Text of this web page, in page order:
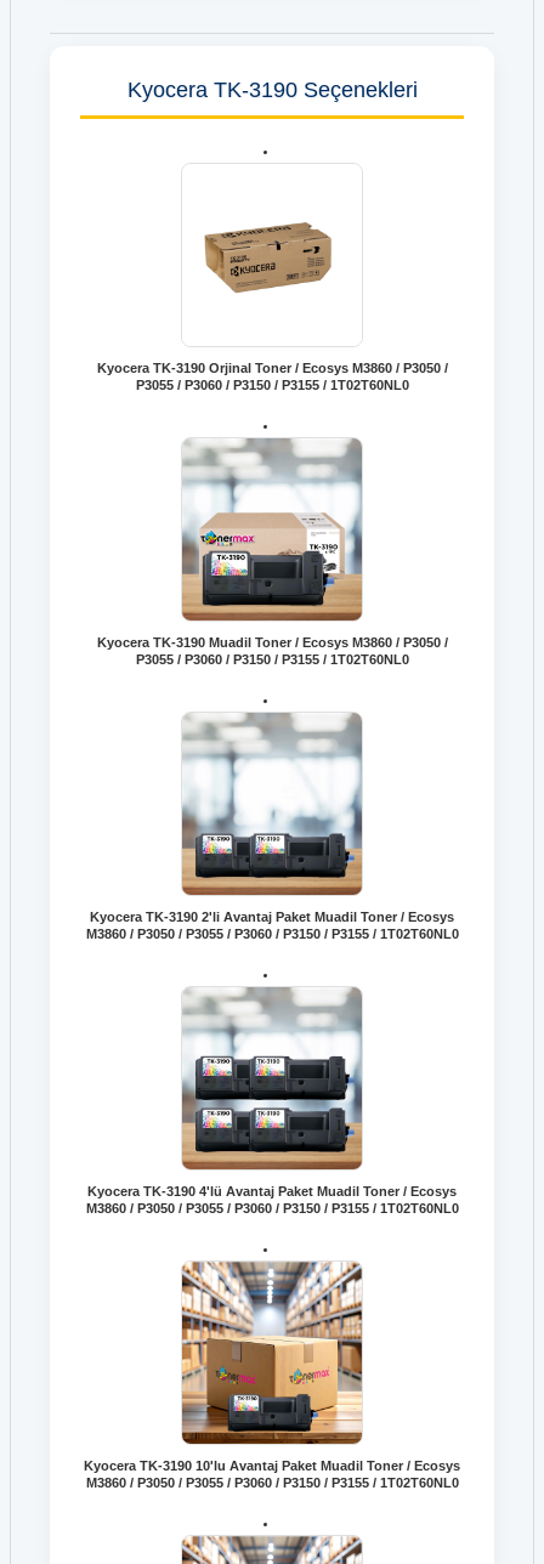
Kyocera TK-3190 Seçenekleri
Kyocera TK-3190 Orjinal Toner / Ecosys M3860 / P3050 /
P3055 / P3060 / P3150 / P3155 / 1T02T60NL0
Kyocera TK-3190 Muadil Toner / Ecosys M3860 / P3050 /
P3055 / P3060 / P3150 / P3155 / 1T02T60NL0
Kyocera TK-3190 2'li Avantaj Paket Muadil Toner / Ecosys
M3860 / P3050 / P3055 / P3060 / P3150 / P3155 / 1T02T60NL0
Kyocera TK-3190 4'lü Avantaj Paket Muadil Toner / Ecosys
M3860 / P3050 / P3055 / P3060 / P3150 / P3155 / 1T02T60NL0
Kyocera TK-3190 10'lu Avantaj Paket Muadil Toner / Ecosys
M3860 / P3050 / P3055 / P3060 / P3150 / P3155 / 1T02T60NL0